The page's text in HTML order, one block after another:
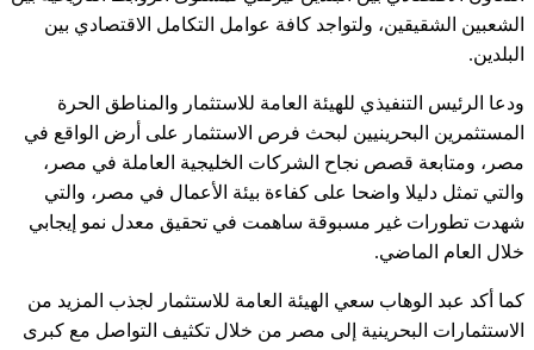
الشعبين الشقيقين، ولتواجد كافة عوامل التكامل الاقتصادي بين
البلدين.
ودعا الرئيس التنفيذي للهيئة العامة للاستثمار والمناطق الحرة
المستثمرين البحرينيين لبحث فرص الاستثمار على أرض الواقع في
مصر، ومتابعة قصص نجاح الشركات الخليجية العاملة في مصر،
والتي تمثل دليلا واضحا على كفاءة بيئة الأعمال في مصر، والتي
شهدت تطورات غير مسبوقة ساهمت في تحقيق معدل نمو إيجابي
خلال العام الماضي.
كما أكد عبد الوهاب سعي الهيئة العامة للاستثمار لجذب المزيد من
الاستثمارات البحرينية إلى مصر من خلال تكثيف التواصل مع كبرى